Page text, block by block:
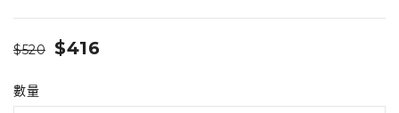
$520 $416
數量